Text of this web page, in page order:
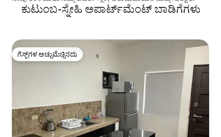
ಕುಟುಂಬ-ಸ್ನೇಹಿ ಅಪಾರ್ಟ್‌ಮೆಂಟ್ ಬಾಡಿಗೆಗಳು
ಗೆಸ್ಟ್‌ಗಳ ಅಚ್ಚುಮೆಚ್ಚಿನದು
ಗೆಸ್ಟ್‌ಗಳ ಅಚ್ಚುಮೆಚ್ಚಿನದು